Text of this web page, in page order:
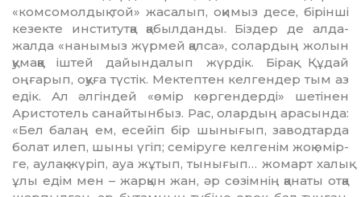
«комсомол­дық той» жасалып, оқимыз десе, бірінші
кезекте институтқа қабыл­дан­ды. Біздер де алда-
жалда «нанымыз жүрмей қалса», солардың жолын
қумаққа іштей дайындалып жүрдік. Бірақ, Құдай
оңғарып, оқуға түстік. Мектептен келгендер тым аз
едік. Ал әлгіндей «өмір көргендерді» шетінен
Аристотель санайтынбыз. Рас, олар­дың арасында:
«Бел балаң ем, есейіп бір шынығып, заводтарда
болат илеп, шы­ны үгіп; семіруге келгенім жоқ өмір­
ге, аулақ жүріп, ауа жұтып, ты­ны­ғып… жомарт халық
ұлы едім мен – жарқын жан, әр сөзімнің қанаты отқа